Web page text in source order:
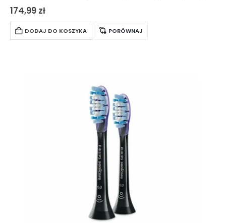
podczas mycia zębów. Końcówki te zostały wyposażone w
funkcję BrushSync, która automatycznie dobiera program i
intensywność pracy po…
174,99 zł
DODAJ DO KOSZYKA PORÓWNAJ